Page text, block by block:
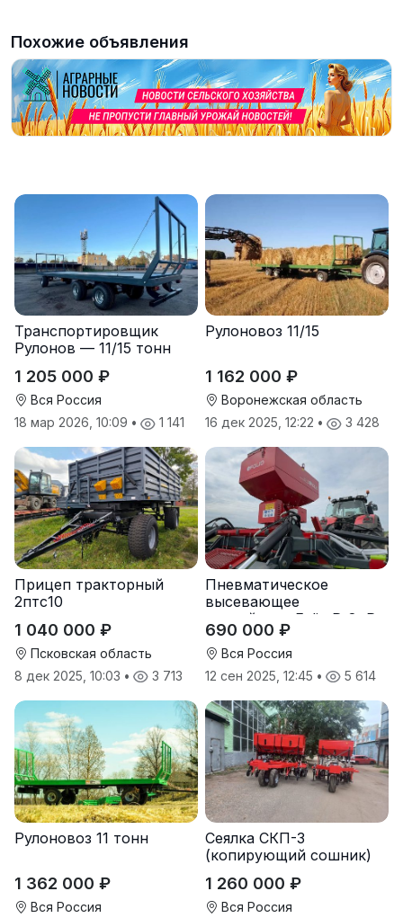
Похожие объявления
Транспортировщик
Рулонов — 11/15 тонн
1 205 000 ₽
Вся Россия
18 мар 2026, 10:09 • 1 141
Рулоновоз 11/15
1 162 000 ₽
Воронежская область
16 дек 2025, 12:22 • 3 428
Прицеп тракторный
2птс10
1 040 000 ₽
Псковская область
8 дек 2025, 10:03 • 3 713
Пневматическое
высевающее
устройство Folio R-8, R-
12
690 000 ₽
Вся Россия
12 сен 2025, 12:45 • 5 614
Рулоновоз 11 тонн
1 362 000 ₽
Вся Россия
Сеялка СКП-3
(копирующий сошник)
1 260 000 ₽
Вся Россия